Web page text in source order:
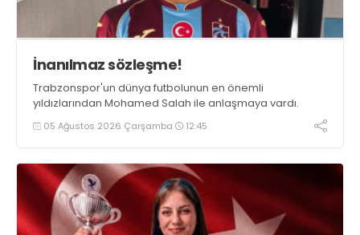
İnanılmaz sözleşme!
Trabzonspor'un dünya futbolunun en önemli
yıldızlarından Mohamed Salah ile anlaşmaya vardı.
05 Ağustos 2026 Çarşamba 12:45